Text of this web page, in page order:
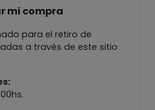
mi compra
para el retiro de
a través de este sitio